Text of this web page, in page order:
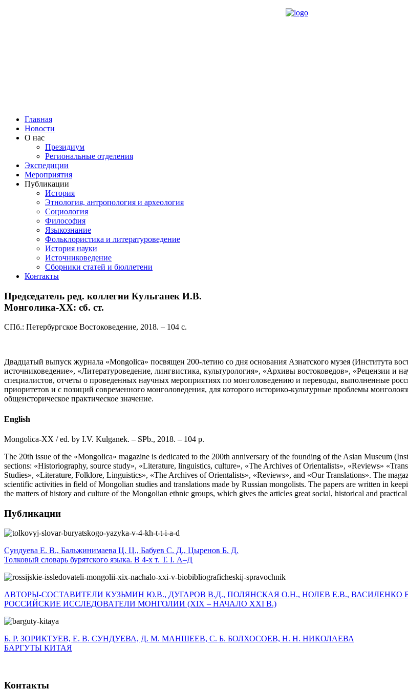
Главная
Новости
О нас
Президиум
Региональные отделения
Экспедиции
Мероприятия
Публикации
История
Этнология, антропология и археология
Социология
Философия
Языкознание
Фольклористика и литературоведение
История науки
Источниковедение
Cборники статей и бюллетени
Контакты
Председатель ред. коллегии Кульганек И.В.
Монголика-XX: сб. ст.
СПб.: Петербургское Востоковедение, 2018. – 104 с.
Двадцатый выпуск журнала «Mongolica» посвящен 200-летию со дня основания Азиатского музея (Института
источниковедение», «Литературоведение, лингвистика, культурология», «Архивы востоковедов», «Рецензии
специалистов, отчеты о проведенных научных мероприятиях по монголоведению и переводы, выполненные
приоритетов и с позиций современного монголоведения, для которого историко-культурные проблемы
общеисторическое практическое значение.
English
Mongolica-XX / ed. by I.V. Kulganek. – SPb., 2018. – 104 p.
The 20th issue of the «Mongolica» magazine is dedicated to the 200th anniversary of the founding of the Asian Museum
sections: «Historiography, source study», «Literature, linguistics, culture», «The Archives of Orientalists», «Reviews»
Studies», «Literature, Folklore, Linguistics», «The Archives of Orientalists», «Reviews», and «Our Translations». The
scientific activities in field of Mongolian studies and translations made by Russian mongolists. The papers are written in
the matters of history and culture of the Mongolian ethnic groups, which gives the articles great social, historical and
Публикации
Сундуева Е. В., Бальжинимаева Ц. Ц., Бабуев С. Д., Цыренов Б. Д.
Толковый словарь бурятского языка. В 4-х т. Т. I. А–Д
АВТОРЫ-СОСТАВИТЕЛИ КУЗЬМИН Ю.В., ДУГАРОВ В.Д., ПОЛЯНСКАЯ О.Н., НОЛЕВ Е.В., ВАСИЛЕНКО
РОССИЙСКИЕ ИССЛЕДОВАТЕЛИ МОНГОЛИИ (XIX – НАЧАЛО XXI В.)
Б. Р. ЗОРИКТУЕВ, Е. В. СУНДУЕВА, Д. М. МАНШЕЕВ, С. Б. БОЛХОСОЕВ, Н. Н. НИКОЛАЕВА
БАРГУТЫ КИТАЯ
Контакты